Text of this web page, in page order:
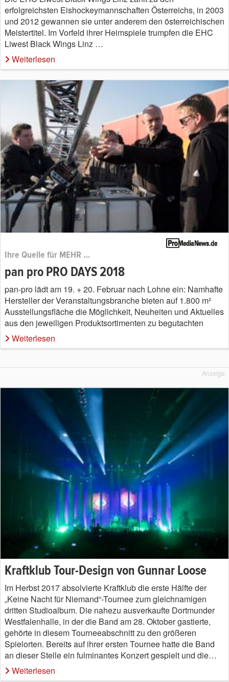
erfolgreichsten Eishockeymannschaften Österreichs, in 2003
und 2012 gewannen sie unter anderem den österreichischen
Meistertitel. Im Vorfeld ihrer Heimspiele trumpfen die EHC
Liwest Black Wings Linz …
Weiterlesen
Ihre Quelle für MEHR …
pan pro PRO DAYS 2018
pan-pro lädt am 19. + 20. Februar nach Lohne ein: Namhafte
Hersteller der Veranstaltungsbranche bieten auf 1.800 m²
Ausstellungsfläche die Möglichkeit, Neuheiten und Aktuelles
aus den jeweiligen Produktsortimenten zu begutachten
Weiterlesen
Anzeige
Kraftklub Tour-Design von Gunnar Loose
Im Herbst 2017 absolvierte Kraftklub die erste Hälfte der
„Keine Nacht für Niemand“-Tournee zum gleichnamigen
dritten Studioalbum. Die nahezu ausverkaufte Dortmunder
Westfalenhalle, in der die Band am 28. Oktober gastierte,
gehörte in diesem Tourneeabschnitt zu den größeren
Spielorten. Bereits auf ihrer ersten Tournee hatte die Band
an dieser Stelle ein fulminantes Konzert gespielt und die…
Weiterlesen